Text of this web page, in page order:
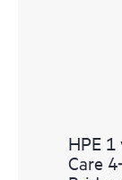
HPE
Care